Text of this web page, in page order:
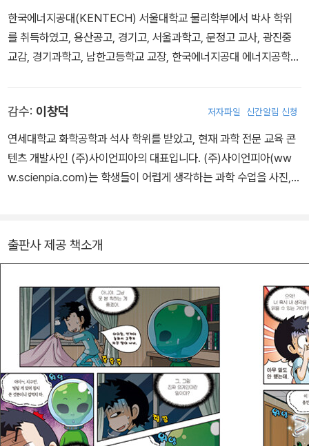
한국에너지공대(KENTECH) 서울대학교 물리학부에서 박사 학위
를 취득하였고, 용산공고, 경기고, 서울과학고, 문정고 교사, 광진중
교감, 경기과학고, 남한고등학교 교장, 한국에너지공대 에너지공학부
감수: 이창덕 저자파일 신간알림 신청
연세대학교 화학공학과 석사 학위를 받았고, 현재 과학 전문 교육 콘
텐츠 개발사인 (주)사이언피아의 대표입니다. (주)사이언피아(ww
w.scienpia.com)는 학생들이 어렵게 생각하는 과학 수업을 사진,
출판사 제공 책소개